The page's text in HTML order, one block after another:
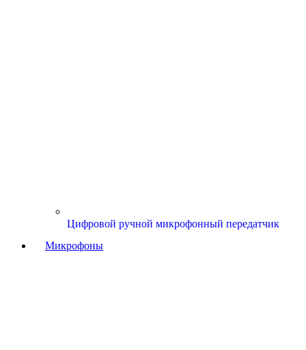
Цифровой ручной микрофонный передатчик
Микрофоны